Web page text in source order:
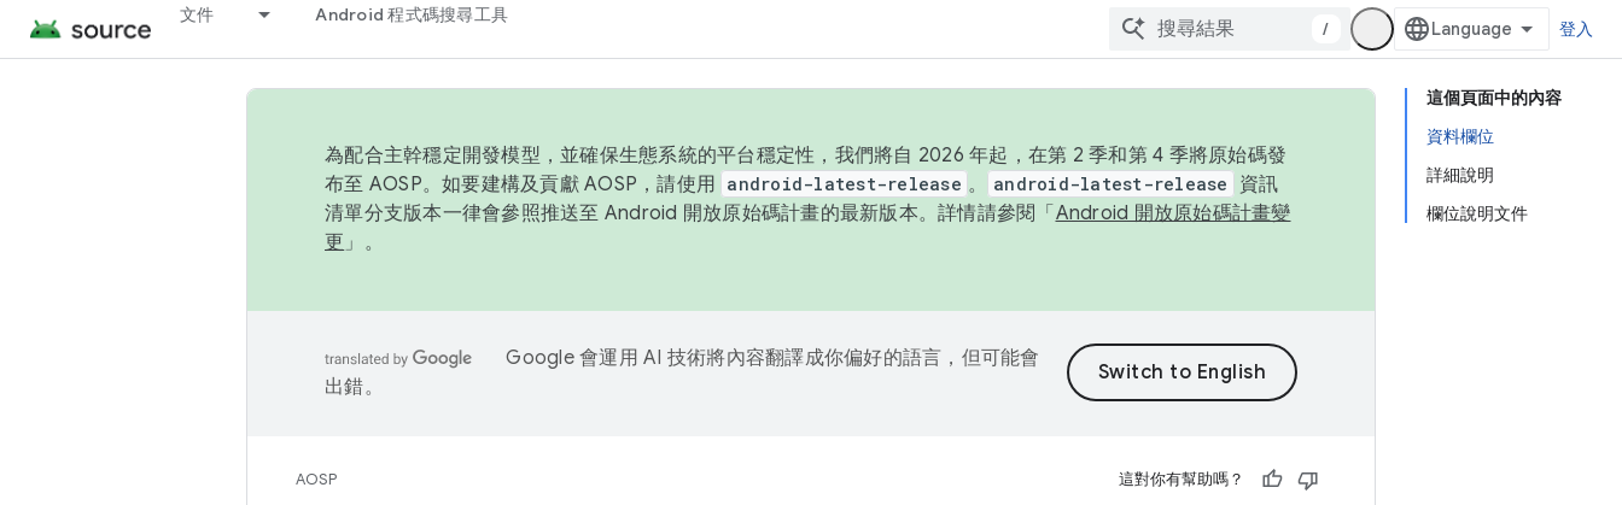
文件 Android 程式碼搜尋工具
/ 登入
這個頁面中的內容
資料欄位
詳細說明
欄位說明文件
為配合主幹穩定開發模型，並確保生態系統的平台穩定性，我們將自 2026 年起，在第 2 季和第 4 季將原始碼發
布至 AOSP。如要建構及貢獻 AOSP，請使用 android-latest-release 。 android-latest-release
資訊
清單分支版本一律會參照推送至 Android 開放原始碼計畫的最新版本。詳情請參閱「 Android 開放原始碼計畫變
更 」。
Google 會運用 AI 技術將內容翻譯成你偏好的語言，但可能會
出錯。
AOSP 這對你有幫助嗎？